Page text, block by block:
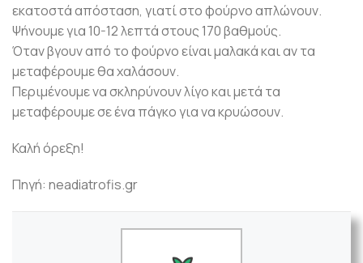
εκατοστά απόσταση, γιατί στο φούρνο απλώνουν.
Ψήνουμε για 10-12 λεπτά στους 170 βαθμούς.
Όταν βγουν από το φούρνο είναι μαλακά και αν τα
μεταφέρουμε θα χαλάσουν.
Περιμένουμε να σκληρύνουν λίγο και μετά τα
μεταφέρουμε σε ένα πάγκο για να κρυώσουν.
Καλή όρεξη!
Πηγή: neadiatrofis.gr